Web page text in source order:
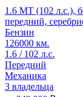
1.6 MT (102 л.с.),
передний,
Бензин
126000 км.
1.6 / 102 л.с.
Передний
Механика
3 владельца